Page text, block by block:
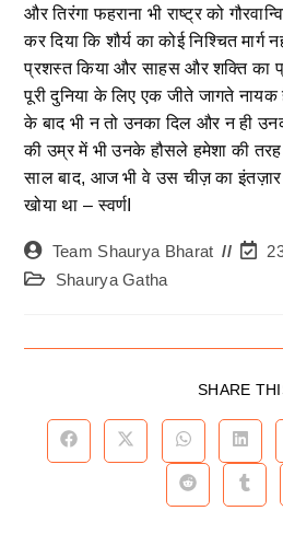
और तिरंगा फहराना भी राष्ट्र को
कर दिया कि शौर्य का कोई निश्चित मार्ग
प्रशस्त किया और साहस और शक्ति का
पूरी दुनिया के लिए एक जीते जागते
के बाद भी न तो उनका दिल और न ही
की उम्र में भी उनके हौसले हमेशा की
साल बाद, आज भी वे उस चीज़ का इंतज़ार
खोया था – स्वर्णI
Team Shaurya Bharat
Shaurya Gatha
SHARE